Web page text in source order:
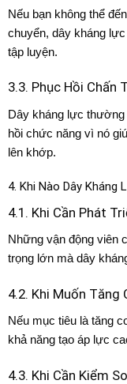
Nếu bạn không thể
chuyển, dây kháng
tập luyện.
3.3. Phục Hồi Chấn
Dây kháng lực
hồi chức năng vì nó
lên khớp.
4. Khi Nào Dây Kháng
4.1. Khi Cần Phát
Những vận động viên
trọng lớn mà dây
4.2. Khi Muốn Tăng
Nếu mục tiêu là tăng
khả năng tạo áp lực
4.3. Khi Cần Kiểm